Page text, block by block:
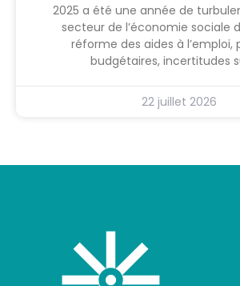
2025 a été une année de
secteur de l’économie sociale
réforme des aides à l’emploi,
budgétaires, incertitudes
22 juillet 2026